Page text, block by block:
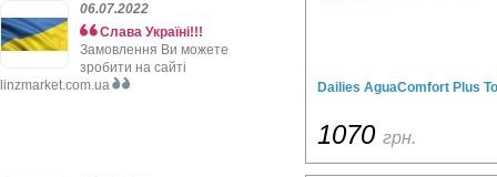
06.07.2022
Слава Україні!!!
Замовлення Ви можете
зробити на сайті
linzmarket.com.ua
Dailies AguaComfort Plus
1070 грн.